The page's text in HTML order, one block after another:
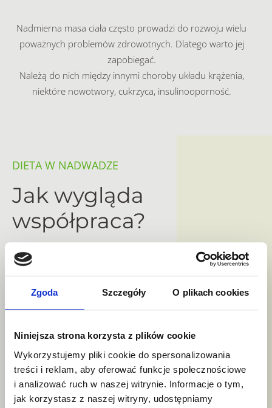
Zgoda Szczegóły O plikach cookies
Niniejsza strona korzysta z plików cookie
Wykorzystujemy pliki cookie do spersonalizowania
treści i reklam, aby oferować funkcje społecznościowe
i analizować ruch w naszej witrynie. Informacje o tym,
jak korzystasz z naszej witryny, udostępniamy
Nadmierna masa ciała często prowadzi do rozwoju wielu
poważnych problemów zdrowotnych. Dlatego warto jej
zapobiegać.
Należą do nich między innymi choroby układu krążenia,
niektóre nowotwory, cukrzyca, insulinooporność.
DIETA W NADWADZE
Jak wygląda
współpraca?
Korzystając z usług poradni dietetycznej w Katowicach
i w Orzeszu otrzymasz skuteczną pomoc w odchudzaniu.
indywidualnie pod danego pacjenta, dopasowana do jego
stylu życia, godzin pracy, aktywności fizycznej
i dolegliwości / chorób, ale również preferencji
żywieniowych.